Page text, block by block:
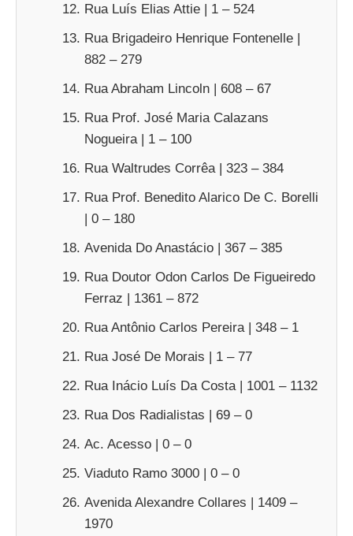
Rua Luís Elias Attie | 1 – 524
Rua Brigadeiro Henrique Fontenelle |
882 – 279
Rua Abraham Lincoln | 608 – 67
Rua Prof. José Maria Calazans
Nogueira | 1 – 100
Rua Waltrudes Corrêa | 323 – 384
Rua Prof. Benedito Alarico De C. Borelli
| 0 – 180
Avenida Do Anastácio | 367 – 385
Rua Doutor Odon Carlos De Figueiredo
Ferraz | 1361 – 872
Rua Antônio Carlos Pereira | 348 – 1
Rua José De Morais | 1 – 77
Rua Inácio Luís Da Costa | 1001 – 1132
Rua Dos Radialistas | 69 – 0
Ac. Acesso | 0 – 0
Viaduto Ramo 3000 | 0 – 0
Avenida Alexandre Collares | 1409 –
1970